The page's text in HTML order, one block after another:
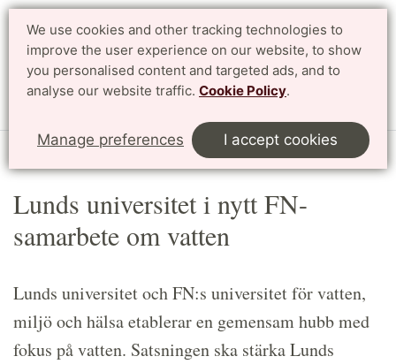
We use cookies and other tracking technologies to
improve the user experience on our website, to show
you personalised content and targeted ads, and to
analyse our website traffic. Cookie Policy.
Manage preferences I accept cookies
Search Svenska
Start Article
Lunds universitet i nytt FN-
samarbete om vatten
Lunds universitet och FN:s universitet för vatten,
miljö och hälsa etablerar en gemensam hubb med
fokus på vatten. Satsningen ska stärka Lunds